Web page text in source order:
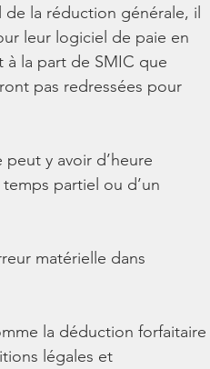
de la réduction générale, il
leur logiciel de paie en
la part de SMIC que
pas redressées pour
peut y avoir d’heure
partiel ou d’un
matérielle dans
la déduction forfaitaire
légales et